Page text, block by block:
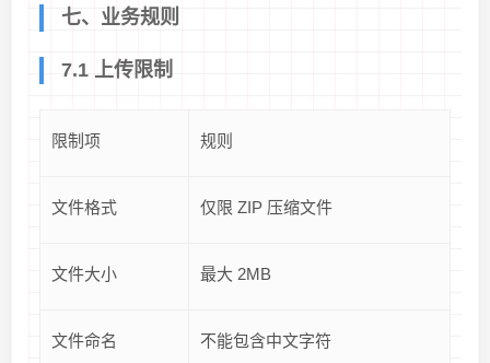
七、业务规则
7.1 上传限制
限制项 规则
文件格式 仅限 ZIP 压缩文件
文件大小 最大 2MB
文件命名 不能包含中文字符